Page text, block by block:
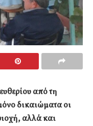
από τη
δικαιώματα οι
αλλά και